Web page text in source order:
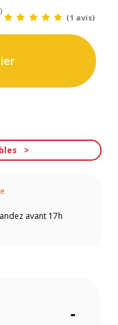
(1 avis)
avant 17h
-